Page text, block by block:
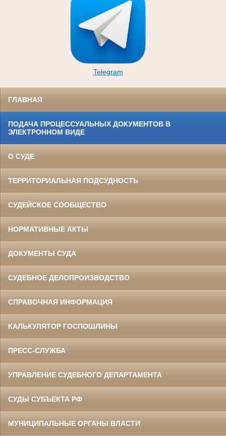
Telegram
ГЛАВНАЯ
ПОДАЧА ПРОЦЕССУАЛЬНЫХ ДОКУМЕНТОВ В
ЭЛЕКТРОННОМ ВИДЕ
О СУДЕ
ТЕРРИТОРИАЛЬНАЯ ПОДСУДНОСТЬ
СУДЕЙСКОЕ СООБЩЕСТВО
НОРМАТИВНЫЕ АКТЫ
ДОКУМЕНТЫ СУДА
СУДЕБНОЕ ДЕЛОПРОИЗВОДСТВО
СПРАВОЧНАЯ ИНФОРМАЦИЯ
КАЛЬКУЛЯТОР ГОСПОШЛИНЫ
ПРЕСС-СЛУЖБА
УПРАВЛЕНИЕ СУДЕБНОГО ДЕПАРТАМЕНТА
СУДЫ СУБЪЕКТА РФ
МУНИЦИПАЛЬНЫЕ ОРГАНЫ ВЛАСТИ